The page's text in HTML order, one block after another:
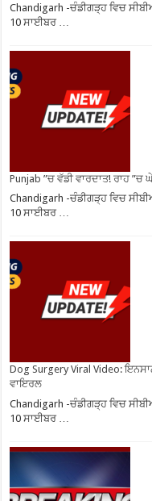
Chandigarh -ਚੰਡੀਗੜ੍ਹ ਵਿਚ
10 ਸਾਈਬਰ …
Punjab ”ਚ ਵੱਡੀ ਵਾਰਦਾਤ! ਰਾਹ
Chandigarh -ਚੰਡੀਗੜ੍ਹ ਵਿਚ
10 ਸਾਈਬਰ …
Dog Surgery Viral Video:
ਵਾਇਰਲ
Chandigarh -ਚੰਡੀਗੜ੍ਹ ਵਿਚ
10 ਸਾਈਬਰ …